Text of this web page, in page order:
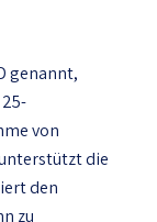
genannt,
von
die
den
zu